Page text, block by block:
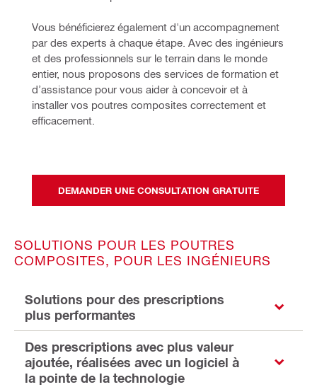
Vous bénéficierez également d'un accompagnement
par des experts à chaque étape. Avec des ingénieurs
et des professionnels sur le terrain dans le monde
entier, nous proposons des services de formation et
d’assistance pour vous aider à concevoir et à
installer vos poutres composites correctement et
efficacement.
DEMANDER UNE CONSULTATION GRATUITE
SOLUTIONS POUR LES POUTRES
COMPOSITES, POUR LES INGÉNIEURS
Solutions pour des prescriptions
plus performantes
Des prescriptions avec plus valeur
ajoutée, réalisées avec un logiciel à
la pointe de la technologie